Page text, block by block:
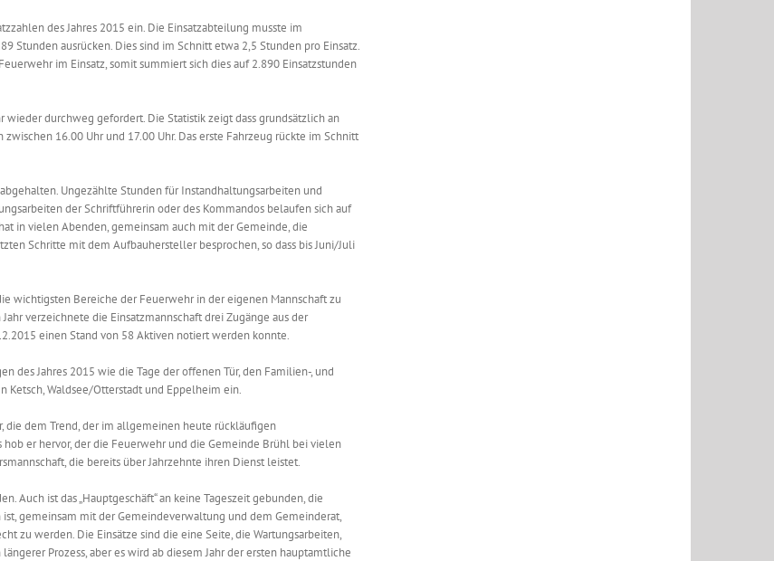
des Jahres 2015 ein. Die Einsatzabteilung musste im
Stunden ausrücken. Dies sind im Schnitt etwa 2,5 Stunden pro Einsatz.
im Einsatz, somit summiert sich dies auf 2.890 Einsatzstunden
durchweg gefordert. Die Statistik zeigt dass grundsätzlich an
16.00 Uhr und 17.00 Uhr. Das erste Fahrzeug rückte im Schnitt
Ungezählte Stunden für Instandhaltungsarbeiten und
der Schriftführerin oder des Kommandos belaufen sich auf
in vielen Abenden, gemeinsam auch mit der Gemeinde, die
Schritte mit dem Aufbauhersteller besprochen, so dass bis Juni/Juli
wichtigsten Bereiche der Feuerwehr in der eigenen Mannschaft zu
verzeichnete die Einsatzmannschaft drei Zugänge aus der
einen Stand von 58 Aktiven notiert werden konnte.
des Jahres 2015 wie die Tage der offenen Tür, den Familien-, und
Ketsch, Waldsee/Otterstadt und Eppelheim ein.
dem Trend, der im allgemeinen heute rückläufigen
er hervor, der die Feuerwehr und die Gemeinde Brühl bei vielen
die bereits über Jahrzehnte ihren Dienst leistet.
Auch ist das „Hauptgeschäft“ an keine Tageszeit gebunden, die
gemeinsam mit der Gemeindeverwaltung und dem Gemeinderat,
zu werden. Die Einsätze sind die eine Seite, die Wartungsarbeiten,
Prozess, aber es wird ab diesem Jahr der ersten hauptamtliche